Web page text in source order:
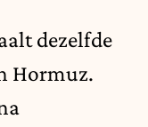
dezelfde
Hormuz.